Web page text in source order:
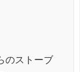
のストーブ